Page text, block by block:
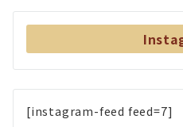
[instagram-feed feed=7]